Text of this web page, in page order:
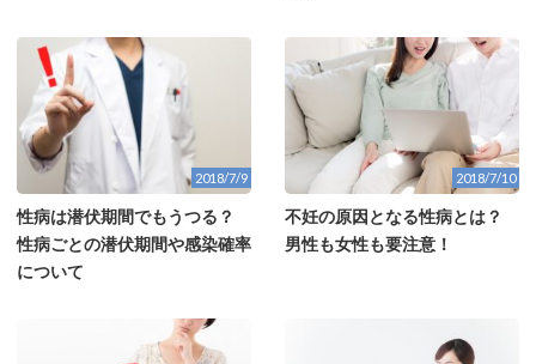
2018/7/9
性病は潜伏期間でもうつる？
性病ごとの潜伏期間や感染確率
について
2018/7/10
不妊の原因となる性病とは？
男性も女性も要注意！